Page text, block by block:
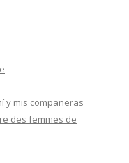
y mis compañeras
des femmes de